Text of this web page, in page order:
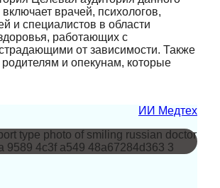
врачей, психологов,
и специалистов в области
работающих с
от зависимости. Также
родителям и опекунам, которые
ИИ Медтех